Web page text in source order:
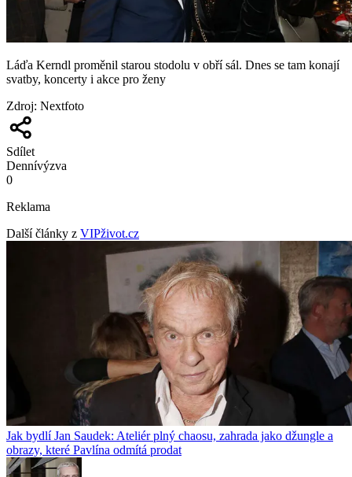
Láďa Kerndl proměnil starou stodolu v obří sál. Dnes se tam konají
svatby, koncerty i akce pro ženy
Zdroj: Nextfoto
Sdílet
Dennívýzva
0
Reklama
Další články z VIPživot.cz
Jak bydlí Jan Saudek: Ateliér plný chaosu, zahrada jako džungle a
obrazy, které Pavlína odmítá prodat